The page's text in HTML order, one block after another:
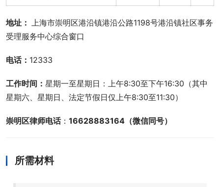
地址： 上海市崇明区港沿镇港沿公路1198号港沿镇社区事务
受理服务中心综合窗口
电话： 12333
工作时间： 星期一至星期日：上午8:30至下午16:30（其中
星期六、星期日、法定节假日仅上午8:30至11:30）
崇明区律师电话： 16628883164（微信同号）
所需材料